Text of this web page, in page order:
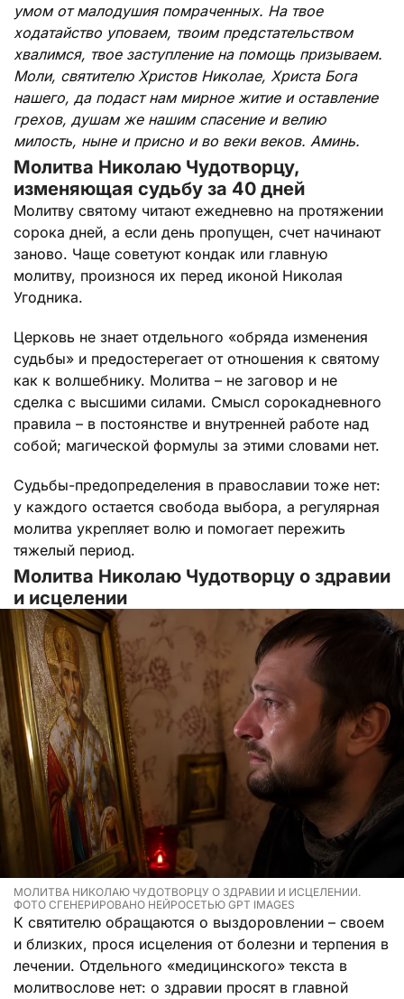
умом от малодушия помраченных. На твое
ходатайство уповаем, твоим предстательством
хвалимся, твое заступление на помощь призываем.
Моли, святителю Христов Николае, Христа Бога
нашего, да подаст нам мирное житие и оставление
грехов, душам же нашим спасение и велию
милость, ныне и присно и во веки веков. Аминь.
Молитва Николаю Чудотворцу,
изменяющая судьбу за 40 дней
Молитву святому читают ежедневно на протяжении
сорока дней, а если день пропущен, счет начинают
заново. Чаще советуют кондак или главную
молитву, произнося их перед иконой Николая
Угодника.
Церковь не знает отдельного «обряда изменения
судьбы» и предостерегает от отношения к святому
как к волшебнику. Молитва – не заговор и не
сделка с высшими силами. Смысл сорокадневного
правила – в постоянстве и внутренней работе над
собой; магической формулы за этими словами нет.
Судьбы-предопределения в православии тоже нет:
у каждого остается свобода выбора, а регулярная
молитва укрепляет волю и помогает пережить
тяжелый период.
Молитва Николаю Чудотворцу о здравии
и исцелении
МОЛИТВА НИКОЛАЮ ЧУДОТВОРЦУ О ЗДРАВИИ И ИСЦЕЛЕНИИ.
ФОТО СГЕНЕРИРОВАНО НЕЙРОСЕТЬЮ GPT IMAGES
К святителю обращаются о выздоровлении – своем
и близких, прося исцеления от болезни и терпения в
лечении. Отдельного «медицинского» текста в
молитвослове нет: о здравии просят в главной